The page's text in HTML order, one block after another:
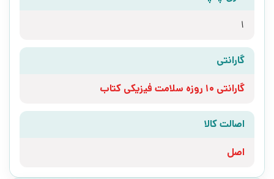
1
گارانتی
گارانتی 10 روزه سلامت فیزیکی کتاب
اصالت کالا
اصل